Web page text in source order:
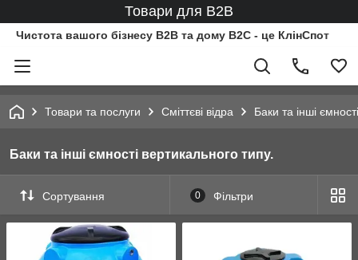
Товари для B2B
Чистота вашого бізнесу B2B та дому B2C - це КлінСпот
Товари та послуги Сміттєві відра Баки та інші
Баки та інші ємності вертикального типу.
Сортування 0 Фільтри